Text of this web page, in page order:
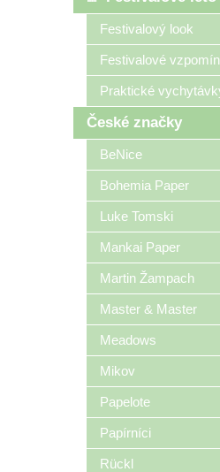
Festivalový look
Festivalové
Praktické
České značky
BeNice
Bohemia Paper
Luke Tomski
Mankai Paper
Martin Žampach
Master & Master
Meadows
Mikov
Papelote
Papírníci
Rückl